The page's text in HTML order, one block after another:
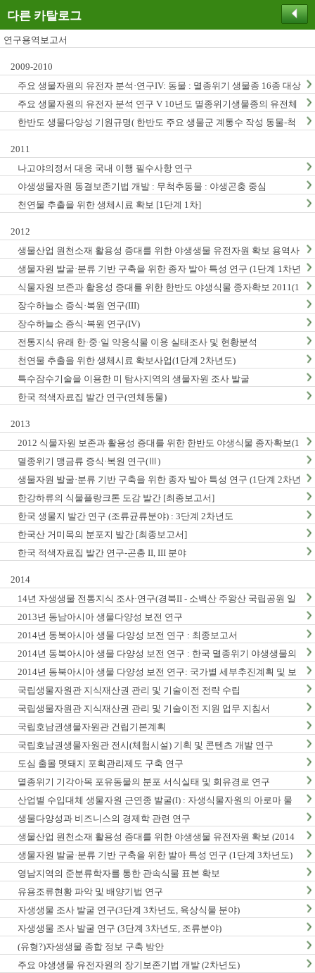
다른 카탈로그
연구용역보고서
2009-2010
주요 생물자원의 유전자 분석·연구IV: 동물 : 멸종위기 생물종 16종 대상
주요 생물자원의 유전자 분석 연구 V 10년도 멸종위기생물종의 유전체
연구
한반도 생물다양성 기원규명( 한반도 주요 생물군 계통수 작성 동물-척
2011
나고야의정서 대응 국내 이행 필수사항 연구
야생생물자원 동결보존기법 개발 : 무척추동물 : 야생곤충 중심
천연물 추출을 위한 생체시료 확보 [1단계 1차]
2012
생물산업 원천소재 활용성 증대를 위한 야생생물 유전자원 확보 용역사
업 (2012년)
생물자원 발굴·분류 기반 구축을 위한 종자 발아 특성 연구 (1단계 1차년
도)
식물자원 보존과 활용성 증대를 위한 한반도 야생식물 종자확보 2011(1
단계1차년도)
장수하늘소 증식·복원 연구(III)
장수하늘소 증식·복원 연구(IV)
전통지식 유래 한·중·일 약용식물 이용 실태조사 및 현황분석
천연물 추출을 위한 생체시료 확보사업(1단계 2차년도)
특수잠수기술을 이용한 미 탐사지역의 생물자원 조사 발굴
한국 적색자료집 발간 연구(연체동물)
2013
2012 식물자원 보존과 활용성 증대를 위한 한반도 야생식물 종자확보(1
단계2차년도)
멸종위기 맹금류 증식·복원 연구(Ⅲ)
생물자원 발굴·분류 기반 구축을 위한 종자 발아 특성 연구 (1단계 2차년
도)
한강하류의 식물플랑크톤 도감 발간 [최종보고서]
한국 생물지 발간 연구 (조류균류분야) : 3단계 2차년도
한국산 거미목의 분포지 발간 [최종보고서]
한국 적색자료집 발간 연구-곤충 II, III 분야
2014
14년 자생생물 전통지식 조사·연구(경북II - 소백산 주왕산 국립공원 일
대, 충남지역 Ⅱ - 계룡산 태안해안국립공원 일대)
2013년 동남아시아 생물다양성 보전 연구
2014년 동북아시아 생물 다양성 보전 연구 : 최종보고서
2014년 동북아시아 생물 다양성 보전 연구 : 한국 멸종위기 야생생물의
동북아시아 분포현황
2014년 동북아시아 생물 다양성 보전 연구: 국가별 세부추진계획 및 보
전정책지원 전략보고서
국립생물자원관 지식재산권 관리 및 기술이전 전략 수립
국립생물자원관 지식재산권 관리 및 기술이전 지원 업무 지침서
국립호남권생물자원관 건립기본계획
국립호남권생물자원관 전시(체험시설) 기획 및 콘텐츠 개발 연구
도심 출몰 멧돼지 포획관리제도 구축 연구
멸종위기 기각아목 포유동물의 분포 서식실태 및 회유경로 연구
산업별 수입대체 생물자원 근연종 발굴(I) : 자생식물자원의 아로마 물
질 탐색 및 발굴
생물다양성과 비즈니스의 경제학 관련 연구
생물산업 원천소재 활용성 증대를 위한 야생생물 유전자원 확보 (2014
년)
생물자원 발굴·분류 기반 구축을 위한 발아 특성 연구 (1단계 3차년도)
영남지역의 준분류학자를 통한 관속식물 표본 확보
유용조류현황 파악 및 배양기법 연구
자생생물 조사 발굴 연구(3단계 3차년도, 육상식물 분야)
자생생물 조사 발굴 연구 (3단계 3차년도, 조류분야)
(유형?)자생생물 종합 정보 구축 방안
주요 야생생물 유전자원의 장기보존기법 개발 (2차년도)